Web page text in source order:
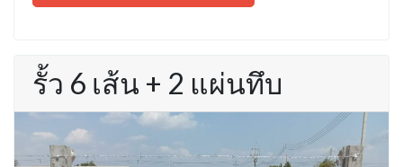
รั้ว 6 เส้น + 2 แผ่นทึบ